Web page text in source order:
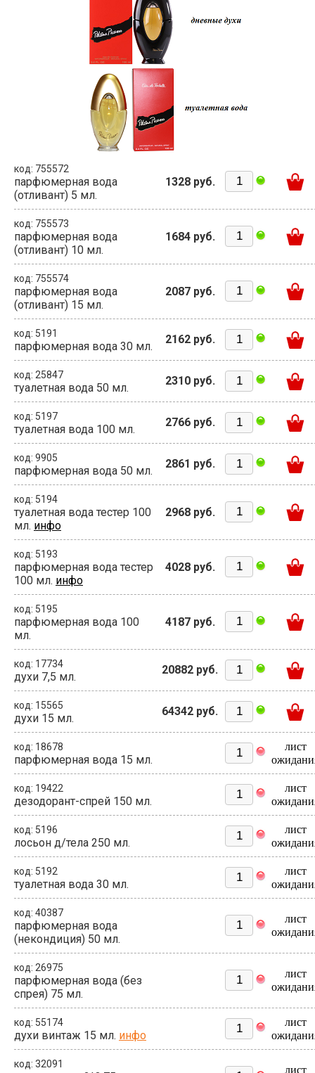
код: 755572
парфюмерная вода
(отливант) 5 мл.
1328 руб.
код: 755573
парфюмерная вода
(отливант) 10 мл.
1684 руб.
код: 755574
парфюмерная вода
(отливант) 15 мл.
2087 руб.
код: 5191
парфюмерная вода 30 мл.
2162 руб.
код: 25847
туалетная вода 50 мл.
2310 руб.
код: 5197
туалетная вода 100 мл.
2766 руб.
код: 9905
парфюмерная вода 50 мл.
2861 руб.
код: 5194
туалетная вода тестер 100
мл. инфо
2968 руб.
код: 5193
парфюмерная вода тестер
100 мл. инфо
4028 руб.
код: 5195
парфюмерная вода 100
мл.
4187 руб.
код: 17734
духи 7,5 мл.
20882 руб.
код: 15565
духи 15 мл.
64342 руб.
код: 18678
парфюмерная вода 15 мл.
лист
код: 19422
дезодорант-спрей 150 мл.
лист
код: 5196
лосьон д/тела 250 мл.
лист
код: 5192
туалетная вода 30 мл.
лист
код: 40387
парфюмерная вода
(некондиция) 50 мл.
лист
код: 26975
парфюмерная вода (без
спрея) 75 мл.
лист
код: 55174
духи винтаж 15 мл. инфо
лист
код: 32091 лист